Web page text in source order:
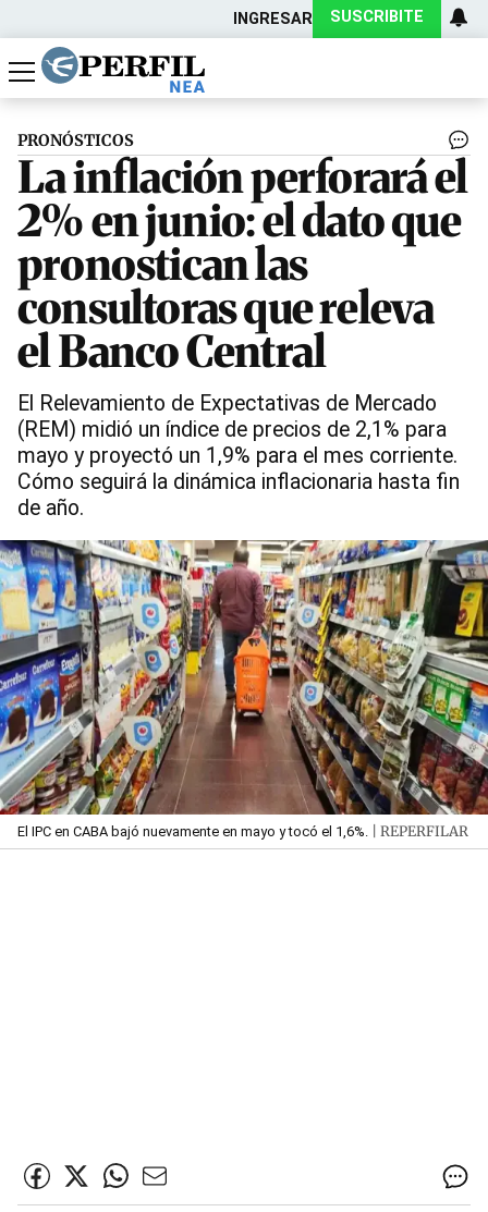
INGRESAR SUSCRIBITE
Política
Economía
Actualidad
PRONÓSTICOS
La inflación perforará el
2% en junio: el dato que
pronostican las
consultoras que releva
el Banco Central
El Relevamiento de Expectativas de Mercado
(REM) midió un índice de precios de 2,1% para
mayo y proyectó un 1,9% para el mes corriente.
Cómo seguirá la dinámica inflacionaria hasta fin
de año.
El IPC en CABA bajó nuevamente en mayo y tocó el 1,6%. | REPERFILAR